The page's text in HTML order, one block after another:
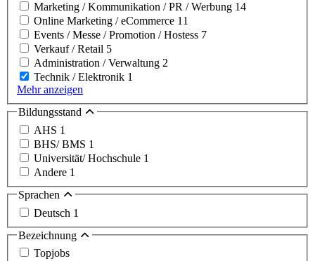
Marketing / Kommunikation / PR / Werbung 14
Online Marketing / eCommerce 11
Events / Messe / Promotion / Hostess 7
Verkauf / Retail 5
Administration / Verwaltung 2
Technik / Elektronik 1
Mehr anzeigen
Bildungsstand
AHS 1
BHS/ BMS 1
Universität/ Hochschule 1
Andere 1
Sprachen
Deutsch 1
Bezeichnung
Topjobs